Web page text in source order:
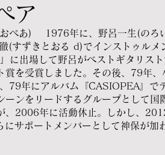
ア
おぺあ) 1976年に、野呂一生(のろ
(すずきとおる d)でインストゥルメ
に出場して野呂がベストギタリス
賞を受賞しました。その後、79年
79年にアルバム『CASIOPEA』
ーンをリードするグループとして
、2006年に活動休止。しかし、
にサポートメンバーとして神保が